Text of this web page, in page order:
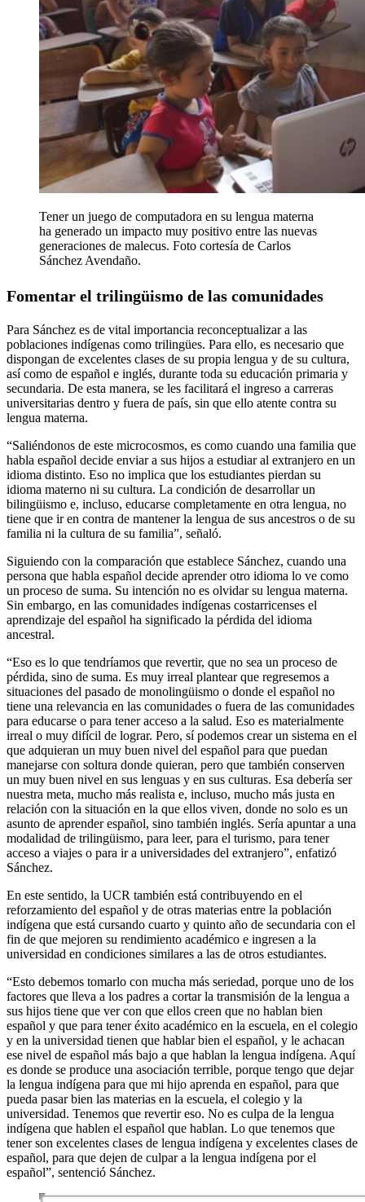
Tener un juego de computadora en su lengua materna
ha generado un impacto muy positivo entre las nuevas
generaciones de malecus. Foto cortesía de Carlos
Sánchez Avendaño.
Fomentar el trilingüismo de las comunidades
Para Sánchez es de vital importancia reconceptualizar a las
poblaciones indígenas como trilingües. Para ello, es necesario que
dispongan de excelentes clases de su propia lengua y de su cultura,
así como de español e inglés, durante toda su educación primaria y
secundaria. De esta manera, se les facilitará el ingreso a carreras
universitarias dentro y fuera de país, sin que ello atente contra su
lengua materna.
“Saliéndonos de este microcosmos, es como cuando una familia que
habla español decide enviar a sus hijos a estudiar al extranjero en un
idioma distinto. Eso no implica que los estudiantes pierdan su
idioma materno ni su cultura. La condición de desarrollar un
bilingüismo e, incluso, educarse completamente en otra lengua, no
tiene que ir en contra de mantener la lengua de sus ancestros o de su
familia ni la cultura de su familia”, señaló.
Siguiendo con la comparación que establece Sánchez, cuando una
persona que habla español decide aprender otro idioma lo ve como
un proceso de suma. Su intención no es olvidar su lengua materna.
Sin embargo, en las comunidades indígenas costarricenses el
aprendizaje del español ha significado la pérdida del idioma
ancestral.
“Eso es lo que tendríamos que revertir, que no sea un proceso de
pérdida, sino de suma. Es muy irreal plantear que regresemos a
situaciones del pasado de monolingüismo o donde el español no
tiene una relevancia en las comunidades o fuera de las comunidades
para educarse o para tener acceso a la salud. Eso es materialmente
irreal o muy difícil de lograr. Pero, sí podemos crear un sistema en el
que adquieran un muy buen nivel del español para que puedan
manejarse con soltura donde quieran, pero que también conserven
un muy buen nivel en sus lenguas y en sus culturas. Esa debería ser
nuestra meta, mucho más realista e, incluso, mucho más justa en
relación con la situación en la que ellos viven, donde no solo es un
asunto de aprender español, sino también inglés. Sería apuntar a una
modalidad de trilingüismo, para leer, para el turismo, para tener
acceso a viajes o para ir a universidades del extranjero”, enfatizó
Sánchez.
En este sentido, la UCR también está contribuyendo en el
reforzamiento del español y de otras materias entre la población
indígena que está cursando cuarto y quinto año de secundaria con el
fin de que mejoren su rendimiento académico e ingresen a la
universidad en condiciones similares a las de otros estudiantes.
“Esto debemos tomarlo con mucha más seriedad, porque uno de los
factores que lleva a los padres a cortar la transmisión de la lengua a
sus hijos tiene que ver con que ellos creen que no hablan bien
español y que para tener éxito académico en la escuela, en el colegio
y en la universidad tienen que hablar bien el español, y le achacan
ese nivel de español más bajo a que hablan la lengua indígena. Aquí
es donde se produce una asociación terrible, porque tengo que dejar
la lengua indígena para que mi hijo aprenda en español, para que
pueda pasar bien las materias en la escuela, el colegio y la
universidad. Tenemos que revertir eso. No es culpa de la lengua
indígena que hablen el español que hablan. Lo que tenemos que
tener son excelentes clases de lengua indígena y excelentes clases de
español, para que dejen de culpar a la lengua indígena por el
español”, sentenció Sánchez.